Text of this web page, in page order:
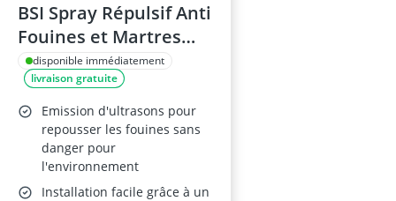
BSI Spray Répulsif Anti
Fouines et Martres
500ml
disponible immédiatement
livraison gratuite
Emission d'ultrasons pour
repousser les fouines sans
danger pour
l'environnement
Installation facile grâce à un